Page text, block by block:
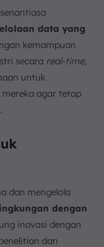
data yang
kemampuan
secara real-time,
untuk
mereka agar tetap
dan mengelola
dengan
inovasi dengan
dan